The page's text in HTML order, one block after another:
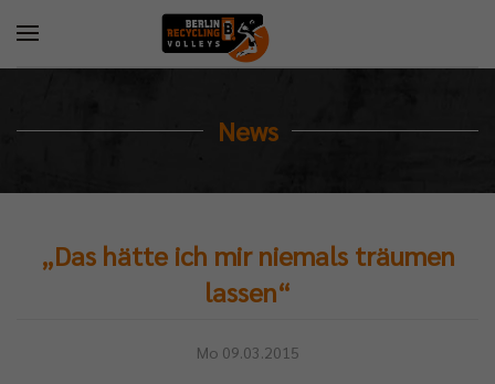
News
„Das hätte ich mir niemals träumen
lassen“
Mo 09.03.2015